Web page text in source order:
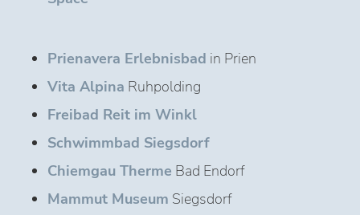
Prienavera Erlebnisbad in Prien
Vita Alpina Ruhpolding
Freibad Reit im Winkl
Schwimmbad Siegsdorf
Chiemgau Therme Bad Endorf
Mammut Museum Siegsdorf